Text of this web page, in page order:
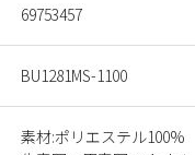
69753457
BU1281MS-1100
素材:ポリエステル100%